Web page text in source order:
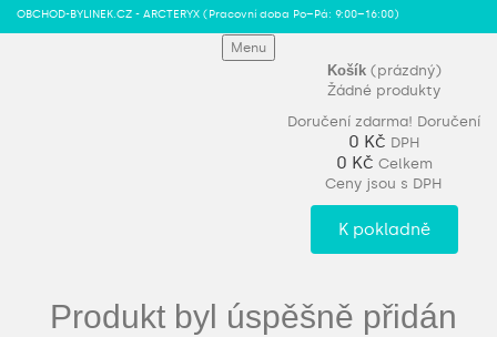
OBCHOD-BYLINEK.CZ - ARCTERYX (Pracovní doba Po–Pá: 9:00–16:00)
Menu
Košík (prázdný)
Žádné produkty
Doručení zdarma! Doručení
0 Kč DPH
0 Kč Celkem
Ceny jsou s DPH
K pokladně
Produkt byl úspěšně přidán